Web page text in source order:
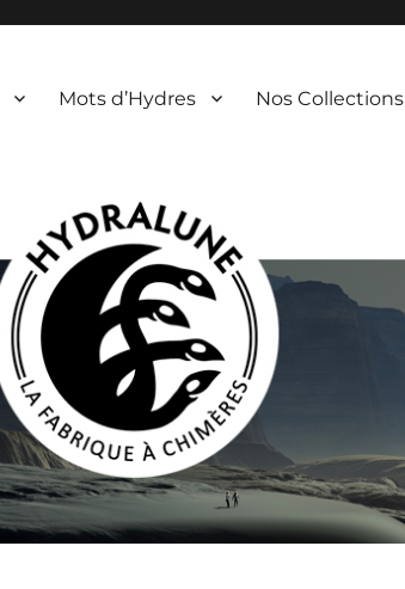
Mots d’Hydres Nos Collections